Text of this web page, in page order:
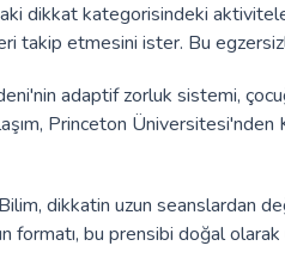
dikkat kategorisindeki
takip etmesini ister. Bu
adaptif zorluk sistemi,
Princeton
Bilim, dikkatin uzun seanslardan
bu prensibi doğal